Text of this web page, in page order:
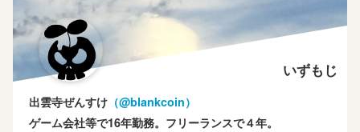
いずもじ
出雲寺ぜんすけ （‎@blankcoin）
ゲーム会社等で16年勤務。フリーランスで４年。